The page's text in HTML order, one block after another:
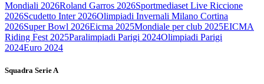
Mondiali 2026Roland Garros 2026Sportmediaset Live Riccione
2026Scudetto Inter 2026Olimpiadi Invernali Milano Cortina
2026Super Bowl 2026Eicma 2025Mondiale per club 2025EICMA
Riding Fest 2025Paralimpiadi Parigi 2024Olimpiadi Parigi
2024Euro 2024
Squadra Serie A